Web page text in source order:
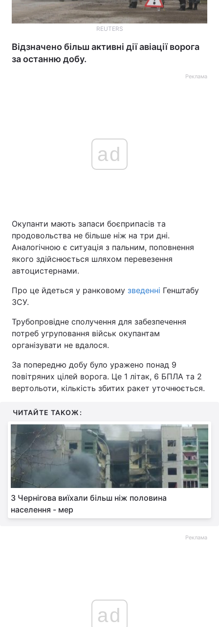
REUTERS
Відзначено більш активні дії авіації ворога
за останню добу.
Реклама
ad
Окупанти мають запаси боєприпасів та
продовольства не більше ніж на три дні.
Аналогічною є ситуація з пальним, поповнення
якого здійснюється шляхом перевезення
автоцистернами.
Про це йдеться у ранковому зведенні Генштабу
ЗСУ.
Трубопровідне сполучення для забезпечення
потреб угруповання військ окупантам
організувати не вдалося.
За попередню добу було уражено понад 9
повітряних цілей ворога. Це 1 літак, 6 БПЛА та 2
вертольоти, кількість збитих ракет уточнюється.
ЧИТАЙТЕ ТАКОЖ:
З Чернігова виїхали більш ніж половина
населення - мер
Реклама
ad